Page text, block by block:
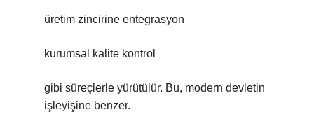
üretim zincirine entegrasyon
kurumsal kalite kontrol
gibi süreçlerle yürütülür. Bu, modern devletin
işleyişine benzer.